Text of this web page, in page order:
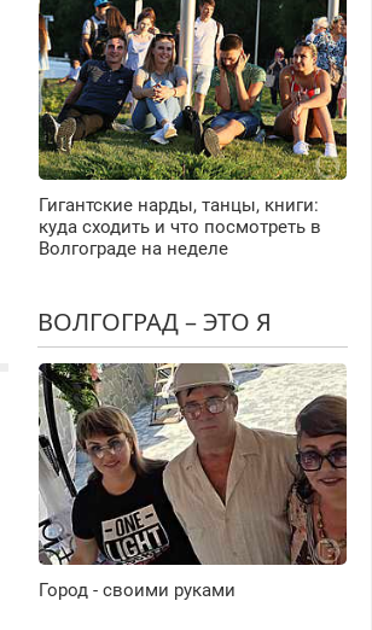
Гигантские нарды, танцы, книги:
куда сходить и что посмотреть в
Волгограде на неделе
ВОЛГОГРАД – ЭТО Я
Город - своими руками